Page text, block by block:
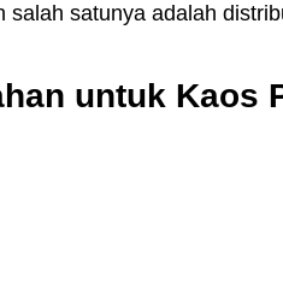
salah satunya adalah
untuk Kaos